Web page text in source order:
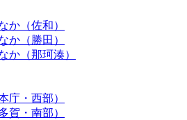
か（佐和）
か（勝田）
か（那珂湊）
庁・西部）
賀・南部）